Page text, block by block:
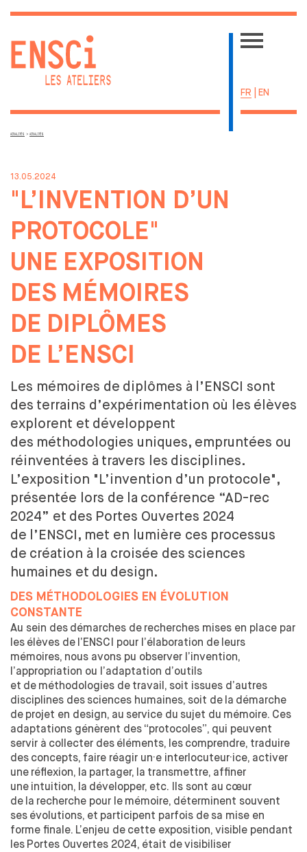
FR EN
ACTUALITÉS
ÉCOLE
UNE ÉCOLE SINGULIÈRE
ADMISSIONS
LA VIE ÉTUDIANTE
CENTRE DE DOCUMENTATION
PRIVATISATION DES ESPACES
DESIGN ET DIVERSITÉ
COMMISSION ÉGALITÉS
DÉVELOPPEMENT DURABLE
L'ÉQUIPE
L'ENSCI RECRUTE
FORMATIONS
CRÉATEUR INDUSTRIEL
PARCOURS
LES PARTENARIATS ACADÉMIQUES
DIPLÔME
PROFESSIONNALISATION
DESIGNER TEXTILE
PARCOURS
DIPLÔME
PROFESSIONNALISATION
RECHERCHE
LE CENTRE DE RECHERCHE EN DESIGN
DOCTORAT EN DESIGN
LE MASTER 2 RECHERCHE EN DESIGN
CHAIRE S'ENTENDRE
CHAIRE INNOVATION PUBLIQUE
PARTENAIRES
L’ENTREPRISE AU CŒUR DE L’ÉCOLE
LES MODALITÉS DE PARTENARIATS
VOUS CHERCHEZ UN STAGIAIRE
ACTUALITÉS > ACTUALITÉS
13.05.2024
"L’INVENTION D’UN
PROTOCOLE"
UNE EXPOSITION
DES MÉMOIRES
DE DIPLÔMES
DE L’ENSCI
Les mémoires de diplômes à l’ENSCI sont
des terrains d’expérimentation où les élèves
explorent et développent
des méthodologies uniques, empruntées ou
réinventées à travers les disciplines.
L’exposition "L’invention d’un protocole",
présentée lors de la conférence “AD-rec
2024” et des Portes Ouvertes 2024
de l’ENSCI, met en lumière ces processus
de création à la croisée des sciences
humaines et du design.
DES MÉTHODOLOGIES EN ÉVOLUTION
CONSTANTE
Au sein des démarches de recherches mises en place par
les élèves de l’ENSCI pour l’élaboration de leurs
mémoires, nous avons pu observer l’invention,
l’appropriation ou l’adaptation d’outils
et de méthodologies de travail, soit issues d’autres
disciplines des sciences humaines, soit de la démarche
de projet en design, au service du sujet du mémoire. Ces
adaptations génèrent des “protocoles”, qui peuvent
servir à collecter des éléments, les comprendre, traduire
des concepts, faire réagir un·e interlocuteur·ice, activer
une réflexion, la partager, la transmettre, affiner
une intuition, la développer, etc. Ils sont au cœur
de la recherche pour le mémoire, déterminent souvent
ses évolutions, et participent parfois de sa mise en
forme finale. L’enjeu de cette exposition, visible pendant
les Portes Ouvertes 2024, était devisibiliser